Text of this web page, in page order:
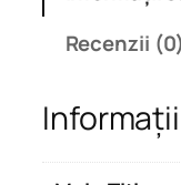
c
h
t
Recenzii (0)